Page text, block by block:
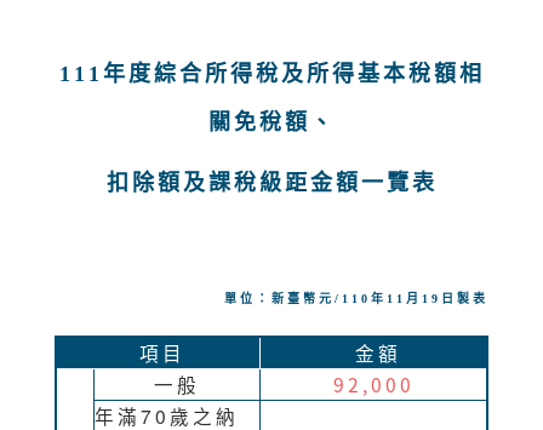
111年度綜合所得稅及所得基本稅額相
關免稅額、
扣除額及課稅級距金額一覽表
單位：新臺幣元/110年11月19日製表
項目 金額
一般
92,000
年滿70歲之納